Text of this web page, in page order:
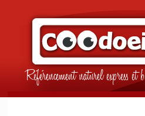
Référencement naturel express